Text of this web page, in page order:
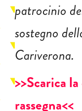
patrocinio
sostegno
Cariverona.
>>Scarica
rassegna<<